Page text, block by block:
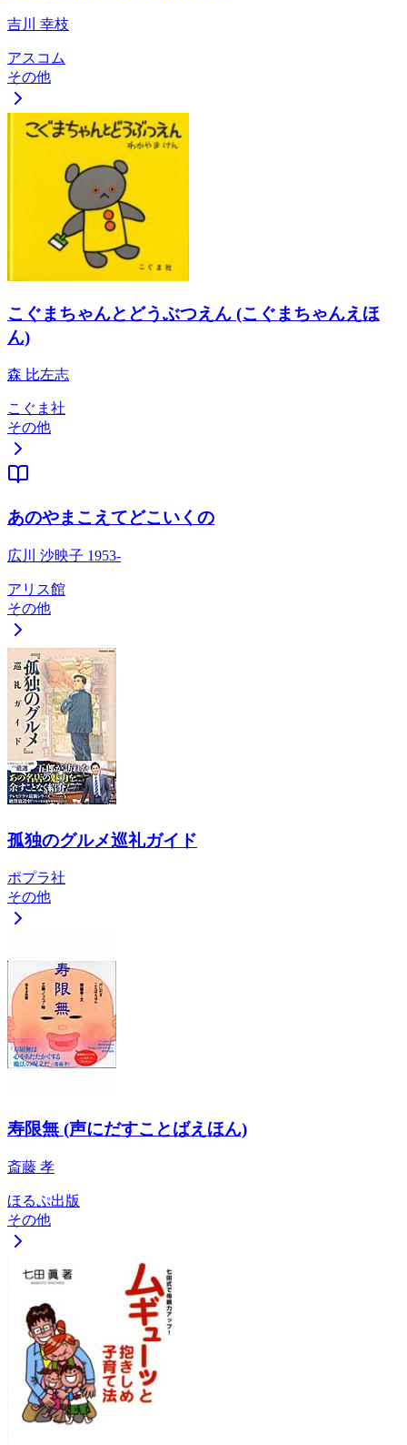
吉川 幸枝
アスコム
その他
こぐまちゃんとどうぶつえん (こぐまちゃんえほ
ん)
森 比左志
こぐま社
その他
あのやまこえてどこいくの
広川 沙映子 1953-
アリス館
その他
孤独のグルメ巡礼ガイド
ポプラ社
その他
寿限無 (声にだすことばえほん)
斎藤 孝
ほるぷ出版
その他